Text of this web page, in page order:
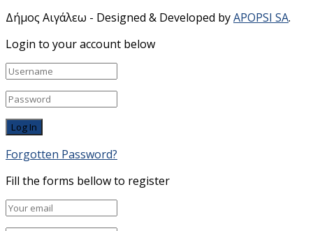
Δήμος Αιγάλεω - Designed & Developed byAPOPSI SA.
Login to your account below
Forgotten Password?
Fill the forms bellow to register